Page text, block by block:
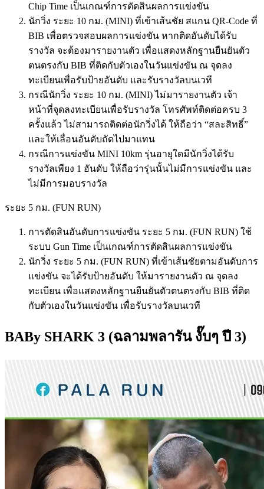
Chip Time เป็นเกณฑ์การตัดสินผลการแข่งขัน
นักวิ่ง ระยะ 10 กม. (MINI) ที่เข้าเส้นชัย สแกน QR-Code ที่
BIB เพื่อตรวจสอบผลการแข่งขัน หากติดอันดับได้รับ
รางวัล จะต้องมารายงานตัว เพื่อแสดงหลักฐานยืนยันตัว
ตนตรงกับ BIB ที่ติดกับตัวเองในวันแข่งขัน ณ จุดลง
ทะเบียนเพื่อรับป้ายอันดับ และรับรางวัลบนเวที
กรณีนักวิ่ง ระยะ 10 กม. (MINI) ไม่มารายงานตัว เจ้า
หน้าที่จุดลงทะเบียนเพื่อรับรางวัล โทรศัพท์ติดต่อครบ 3
ครั้งแล้ว ไม่สามารถติดต่อนักวิ่งได้ ให้ถือว่า “สละสิทธิ์”
และให้เลื่อนอันดับถัดไปมาแทน
กรณีการแข่งขัน MINI 10km รุ่นอายุใดมีนักวิ่งได้รับ
รางวัลเพียง 1 อันดับ ให้ถือว่ารุ่นนั้นไม่มีการแข่งขัน และ
ไม่มีการมอบรางวัล
ระยะ 5 กม. (FUN RUN)
การตัดสินอันดับการแข่งขัน ระยะ 5 กม. (FUN RUN) ใช้
ระบบ Gun Time เป็นเกณฑ์การตัดสินผลการแข่งขัน
นักวิ่ง ระยะ 5 กม. (FUN RUN) ที่เข้าเส้นชัยตามอันดับการ
แข่งขัน จะได้รับป้ายอันดับ ให้มารายงานตัว ณ จุดลง
ทะเบียน เพื่อแสดงหลักฐานยืนยันตัวตนตรงกับ BIB ที่ติด
กับตัวเองในวันแข่งขัน เพื่อรับรางวัลบนเวที
BABy SHARK 3 (ฉลามพลารัน งั๊บๆ ปี 3)